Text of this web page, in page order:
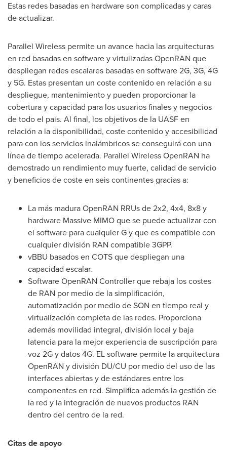
Estas redes basadas en hardware son complicadas y caras
de actualizar.
Parallel Wireless permite un avance hacia las arquitecturas
en red basadas en software y virtulizadas OpenRAN que
despliegan redes escalares basadas en software 2G, 3G, 4G
y 5G. Estas presentan un coste contenido en relación a su
despliegue, mantenimiento y pueden proporcionar la
cobertura y capacidad para los usuarios finales y negocios
de todo el país. Al final, los objetivos de la UASF en
relación a la disponibilidad, coste contenido y accesibilidad
para con los servicios inalámbricos se conseguirá con una
línea de tiempo acelerada. Parallel Wireless OpenRAN ha
demostrado un rendimiento muy fuerte, calidad de servicio
y beneficios de coste en seis continentes gracias a:
La más madura OpenRAN RRUs de 2x2, 4x4, 8x8 y
hardware Massive MIMO que se puede actualizar con
el software para cualquier G y que es compatible con
cualquier división RAN compatible 3GPP.
vBBU basados en COTS que despliegan una
capacidad escalar.
Software OpenRAN Controller que rebaja los costes
de RAN por medio de la simplificación,
automatización por medio de SON en tiempo real y
virtualización completa de las redes. Proporciona
además movilidad integral, división local y baja
latencia para la mejor experiencia de suscripción para
voz 2G y datos 4G. EL software permite la arquitectura
OpenRAN y división DU/CU por medio del uso de las
interfaces abiertas y de estándares entre los
componentes en red. Simplifica además la gestión de
la red y la integración de nuevos productos RAN
dentro del centro de la red.
Citas deapoyo